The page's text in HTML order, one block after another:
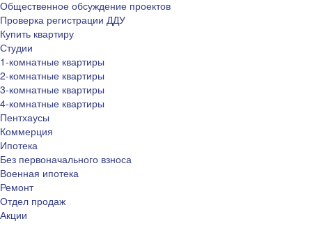
Общественное обсуждение проектов
Проверка регистрации ДДУ
Купить квартиру
Студии
1-комнатные квартиры
2-комнатные квартиры
3-комнатные квартиры
4-комнатные квартиры
Пентхаусы
Коммерция
Ипотека
Без первоначального взноса
Военная ипотека
Ремонт
Отдел продаж
Акции